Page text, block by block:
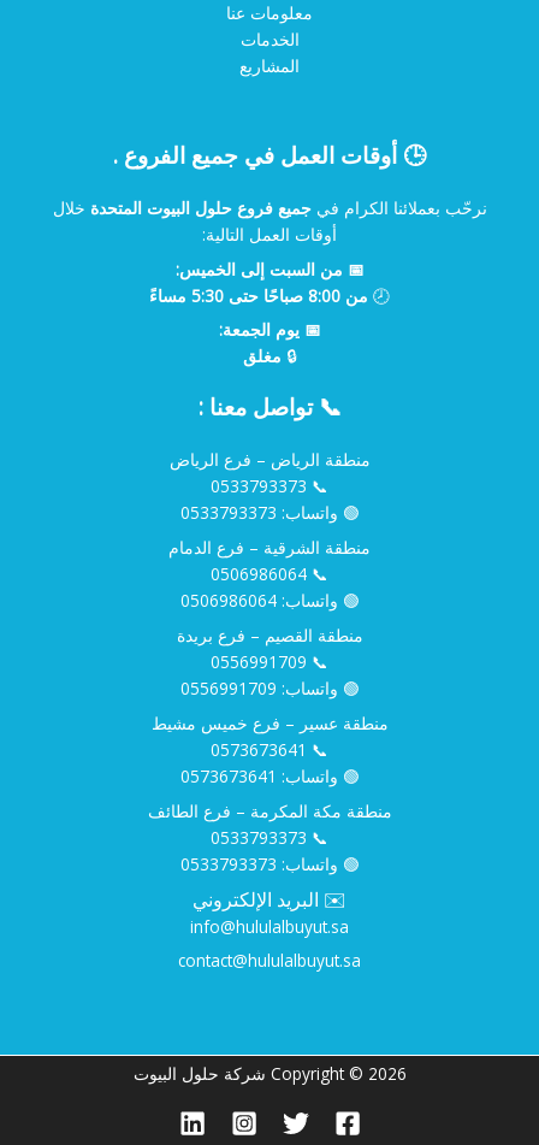
معلومات عنا
الخدمات
المشاريع
🕒 أوقات العمل في جميع الفروع .
نرحّب بعملائنا الكرام فيجميع فروع حلول البيوت المتحدة خلال
أوقات العمل التالية:
📅 من السبت إلى الخميس:
🕗 من 8:00 صباحًا حتى 5:30 مساءً
📅 يوم الجمعة:
🔒 مغلق
📞 تواصل معنا :
منطقة الرياض – فرع الرياض
📞
0533793373
🟢 واتساب: 0533793373
منطقة الشرقية – فرع الدمام
📞
0506986064
🟢 واتساب:0506986064
منطقة القصيم – فرع بريدة
📞
🟢 واتساب: 0556991709
منطقة عسير – فرع خميس مشيط
📞
0573673641
🟢 واتساب: 0573673641
منطقة مكة المكرمة – فرع الطائف
📞
0533793373
🟢 واتساب: 0533793373
✉️ البريد الإلكتروني
info@hululalbuyut.sa
contact@hululalbuyut.sa
Copyright © 2026 شركة حلول البيوت